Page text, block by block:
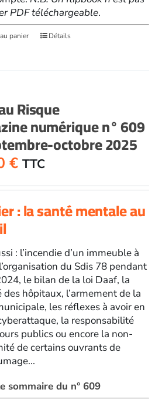
PDF téléchargeable.
panier Détails
Risque
numérique n° 609
octobre 2025
€ TTC
: la santé mentale au
: l’incendie d’un immeuble à
du Sdis 78 pendant
le bilan de la loi Daaf, la
des hôpitaux, l’armement de la
les réflexes à avoir en
la responsabilité
publics ou encore la non-
de certains ouvrants de
sommaire du n° 609